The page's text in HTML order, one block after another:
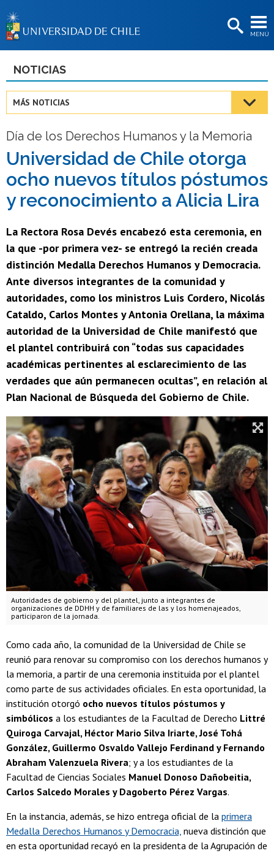
MENÚ
BIBLIOTECAS
Estudiantes
Académicas/os
Funcionarias/os
Egresadas/os
NOTICIAS
MÁS NOTICIAS
Día de los Derechos Humanos y la Memoria
Universidad de Chile otorga
ocho nuevos títulos póstumos
y reconocimiento a Alicia Lira
La Rectora Rosa Devés encabezó esta ceremonia, en
la que -por primera vez- se entregó la recién creada
distinción Medalla Derechos Humanos y Democracia.
Ante diversos integrantes de la comunidad y
autoridades, como los ministros Luis Cordero, Nicolás
Cataldo, Carlos Montes y Antonia Orellana, la máxima
autoridad de la Universidad de Chile manifestó que
el plantel contribuirá con “todas sus capacidades
académicas pertinentes al esclarecimiento de las
verdades que aún permanecen ocultas”, en relación al
Plan Nacional de Búsqueda del Gobierno de Chile.
Autoridades de gobierno y del plantel, junto a integrantes de
organizaciones de DDHH y de familiares de las y los homenajeados,
participaron de la jornada.
Como cada año, la comunidad de la Universidad de Chile se
reunió para renovar su compromiso con los derechos humanos y
la memoria, a partir de una ceremonia instituida por el plantel
como parte de sus actividades oficiales. En esta oportunidad, la
institución otorgó ocho nuevos títulos póstumos y
simbólicos a los estudiantes de la Facultad de Derecho Littré
Quiroga Carvajal, Héctor Mario Silva Iriarte, José Tohá
González, Guillermo Osvaldo Vallejo Ferdinand y Fernando
Abraham Valenzuela Rivera; y a los estudiantes de la
Facultad de Ciencias Sociales Manuel Donoso Dañobeitia,
Carlos Salcedo Morales y Dagoberto Pérez Vargas.
En la instancia, además, se hizo entrega oficial de la primera
Medalla Derechos Humanos y Democracia, nueva distinción que
en esta oportunidad recayó en la presidenta de la Agrupación de